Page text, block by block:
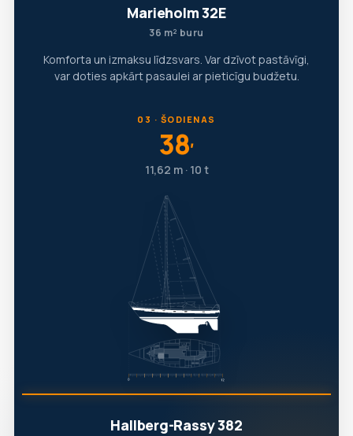
Marieholm 32E
36 m² buru
Komforta un izmaksu līdzsvars. Var dzīvot pastāvīgi,
var doties apkārt pasaulei ar pieticīgu budžetu.
03 · ŠODIENAS
38′
11,62 m · 10 t
Hallberg-Rassy 382